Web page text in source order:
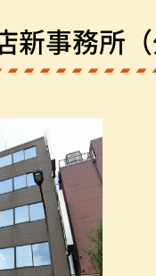
新事務所（